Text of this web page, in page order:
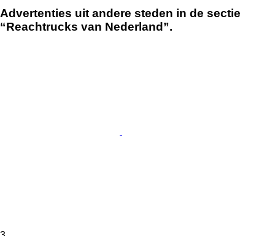
Advertenties uit andere steden in de sectie
“Reachtrucks van Nederland”.